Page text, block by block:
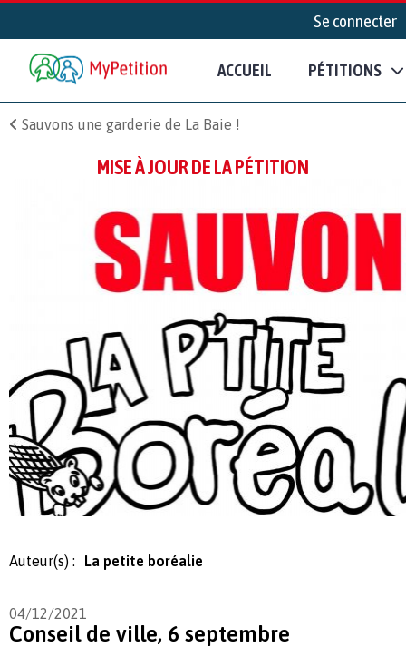
Se connecter
ACCUEIL PÉTITIONS
Sauvons une garderie de La Baie !
MISE À JOUR DE LA PÉTITION
Auteur(s) : La petite boréalie
04/12/2021
Conseil de ville, 6 septembre